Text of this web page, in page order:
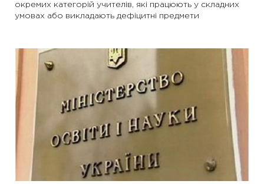
окремих категорій учителів, які працюють у складних
умовах або викладають дефіцитні предмети